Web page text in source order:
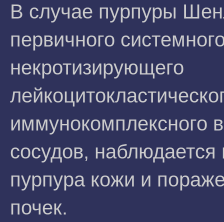
В случае пурпуры
первичного
некротизирующего
иммунокомплексного
сосудов,
пурпура кожи и
почек.